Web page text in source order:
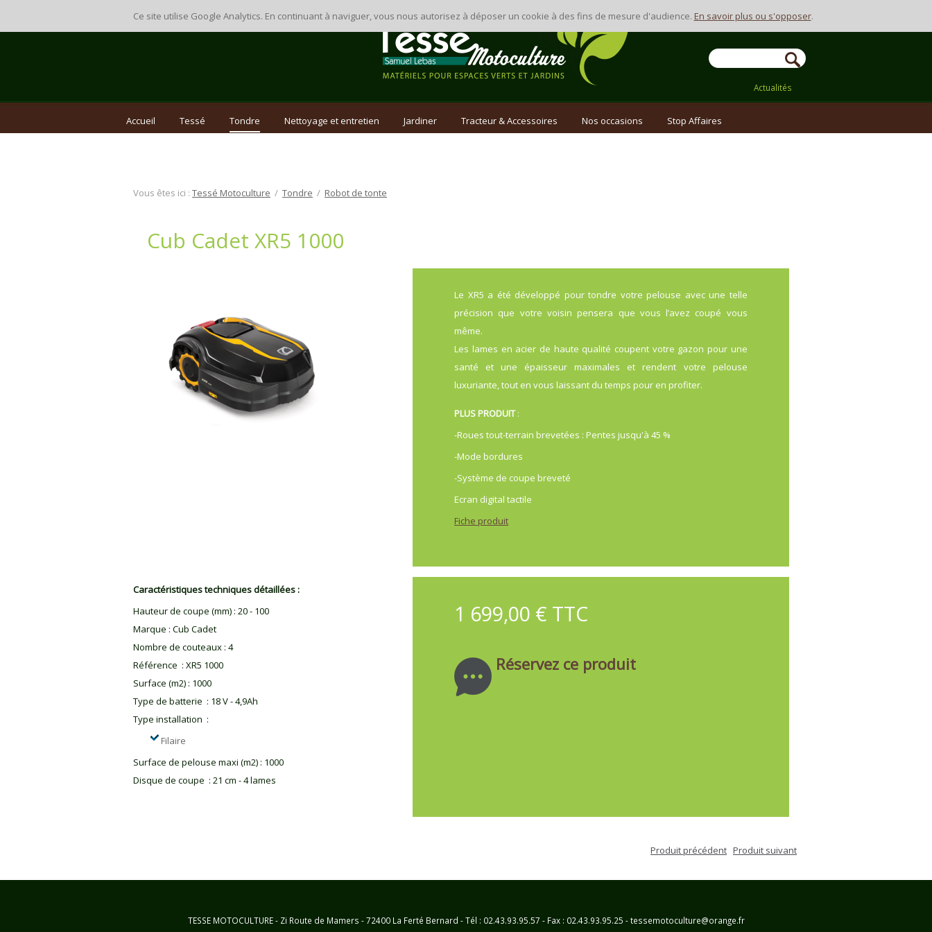
Ce site utilise Google Analytics. En continuant à naviguer, vous nous autorisez à déposer un cookie à des fins de mesure d'audience. En savoir plus ou s'opposer.
Contact
Actualités
Accueil Tessé Tondre Nettoyage et entretien Jardiner Tracteur & Accessoires Nos occasions Stop Affaires
Vous êtes ici : Tessé Motoculture / Tondre / Robot de tonte
Cub Cadet XR5 1000
Le XR5 a été développé pour tondre votre pelouse avec une telle
précision que votre voisin pensera que vous l’avez coupé vous
même.
Les lames en acier de haute qualité coupent votre gazon pour une
santé et une épaisseur maximales et rendent votre pelouse
luxuriante, tout en vous laissant du temps pour en profiter.
PLUS PRODUIT:
-Roues tout-terrain brevetées : Pentes jusqu'à 45 %
-Mode bordures
-Système de coupe breveté
Ecran digital tactile
Fiche produit
Caractéristiques techniques détaillées :
Hauteur de coupe (mm) : 20 - 100
Marque : Cub Cadet
Nombre de couteaux : 4
Référence : XR5 1000
Surface (m2) : 1000
Type de batterie : 18 V - 4,9Ah
Type installation :
Filaire
Surface de pelouse maxi (m2) : 1000
Disque de coupe : 21 cm - 4 lames
1 699,00 € TTC
Réservez ce produit
Produit précédent Produit suivant
TESSE MOTOCULTURE - Zi Route de Mamers - 72400 La Ferté Bernard - Tél : 02.43.93.95.57 - Fax : 02.43.93.95.25 - tessemotoculture@orange.fr